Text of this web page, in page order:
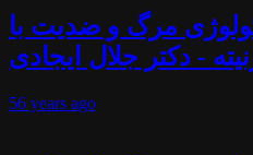
مرگ و ضدیت با
- دکتر جلال ایجادی
56 years ago